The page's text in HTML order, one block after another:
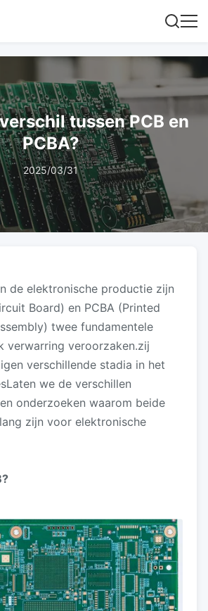
tussen PCB en
PCBA?
2025/03/31
de elektronische productie zijn
Board) en PCBA (Printed
twee fundamentele
verwarring veroorzaken.zij
verschillende stadia in het
we de verschillen
onderzoeken waarom beide
zijn voor elektronische